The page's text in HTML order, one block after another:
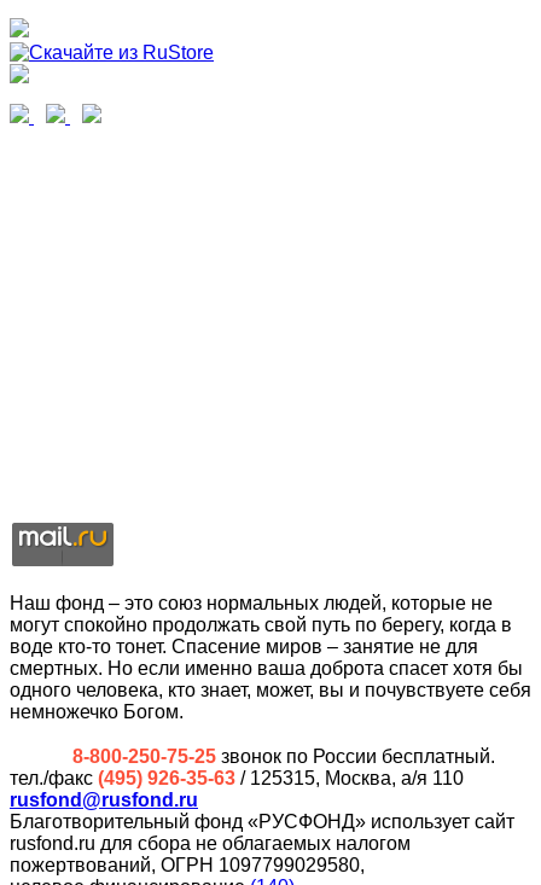
Наш фонд – это союз нормальных людей, которые не
могут спокойно продолжать свой путь по берегу, когда в
воде кто-то тонет. Спасение миров – занятие не для
смертных. Но если именно ваша доброта спасет хотя бы
одного человека, кто знает, может, вы и почувствуете себя
немножечко Богом.
8-800-250-75-25 звонок по России бесплатный.
тел./факс (495) 926-35-63 / 125315, Москва, а/я 110
rusfond@rusfond.ru
Благотворительный фонд «РУСФОНД» использует сайт
rusfond.ru для сбора не облагаемых налогом
пожертвований, ОГРН 1097799029580,